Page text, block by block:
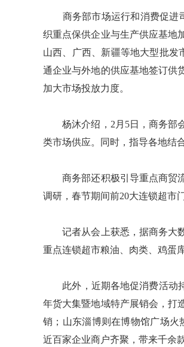
商务部市场运行和消费促进司
织重点保供企业与生产供应基地
山西、广西、新疆等地大型批发
通企业与外地的供应基地签订供
加大市场投放力度。
杨沐介绍，2月5日，商务部会
类市场供应。同时，指导各地结
商务部还积极引导重点商贸流
调研，春节期间前20大连锁超市
记者从会上获悉，据商务大数
重点连锁超市粮油、肉类、鸡蛋
此外，近期各地促消费活动持
年货大集暨地域特产展销会，打
销；山东淄博则在博物馆广场火
近百家企业商户齐聚，带来千余